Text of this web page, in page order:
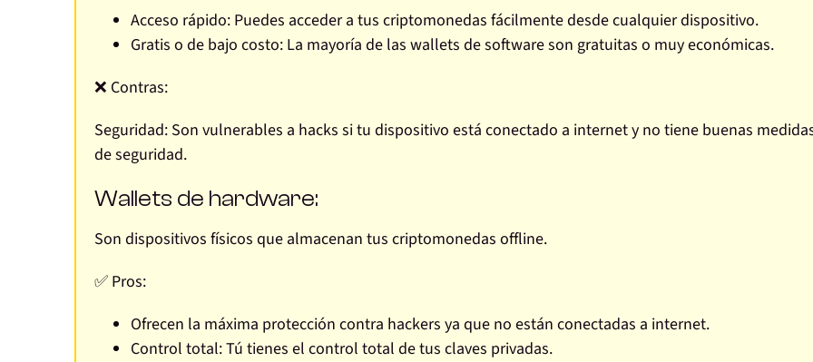
Acceso rápido: Puedes acceder a tus criptomonedas fácilmente desde cualquier dispositivo.
Gratis o de bajo costo: La mayoría de las wallets de software son gratuitas o muy económicas.
❌ Contras:
Seguridad: Son vulnerables a hacks si tu dispositivo está conectado a internet y no tiene buenas
de seguridad.
Wallets de hardware:
Son dispositivos físicos que almacenan tus criptomonedas offline.
✅ Pros:
Ofrecen la máxima protección contra hackers ya que no están conectadas a internet.
Control total:Tú tienes el control total de tus claves privadas.